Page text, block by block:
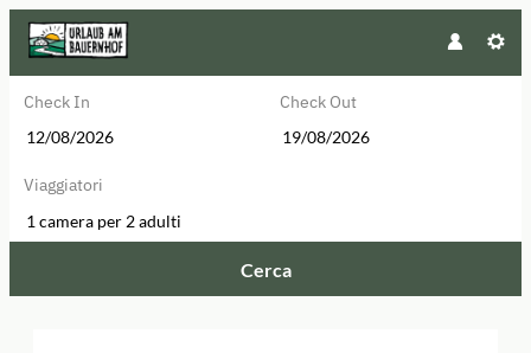
Check In Check Out
Viaggiatori
1 camera per 2 adulti
Cerca